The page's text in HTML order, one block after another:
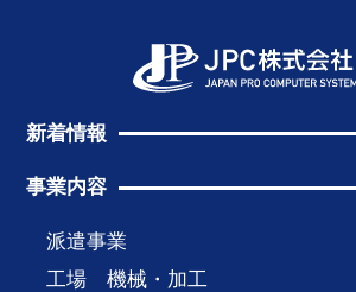
新着情報
事業内容
派遣事業
工場 機械・加工